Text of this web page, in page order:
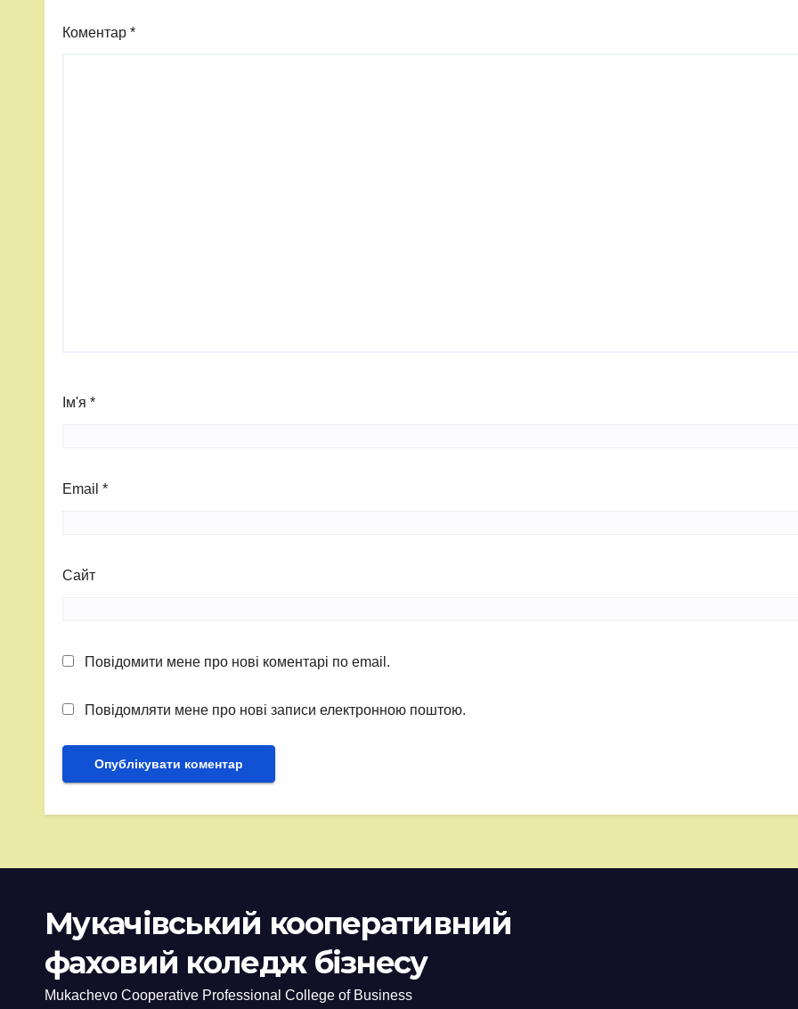
Коментар *
Ім'я *
Email *
Сайт
Повідомити мене про нові коментарі по email.
Повідомляти мене про нові записи електронною поштою.
Мукачівський кооперативний
фаховий коледж бізнесу
Mukachevo Cooperative Professional College of Business